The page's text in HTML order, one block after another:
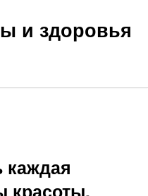
и здоровья
каждая